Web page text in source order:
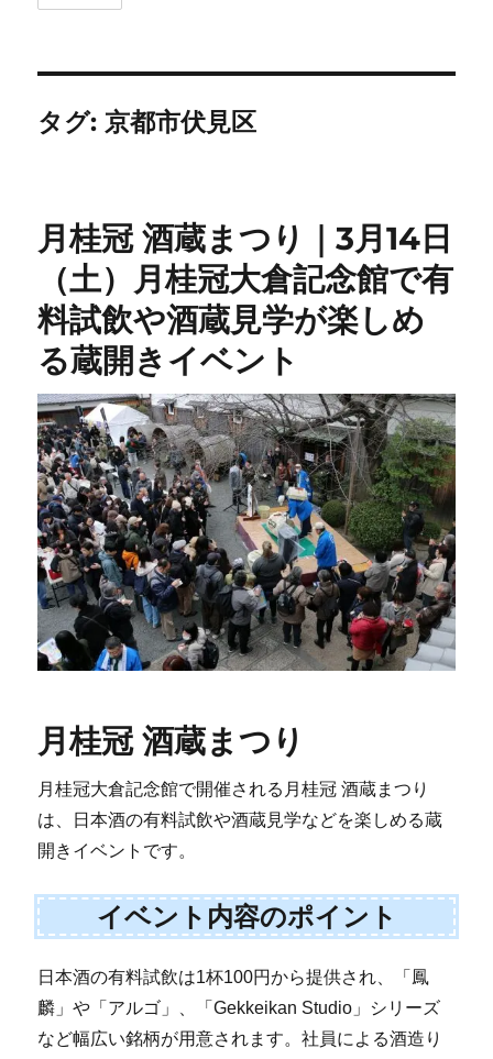
タグ: 京都市伏見区
月桂冠 酒蔵まつり｜3月14日
（土）月桂冠大倉記念館で有
料試飲や酒蔵見学が楽しめ
る蔵開きイベント
月桂冠 酒蔵まつり
月桂冠大倉記念館で開催される月桂冠 酒蔵まつり
は、日本酒の有料試飲や酒蔵見学などを楽しめる蔵
開きイベントです。
イベント内容のポイント
日本酒の有料試飲は1杯100円から提供され、「鳳
麟」や「アルゴ」、「Gekkeikan Studio」シリーズ
など幅広い銘柄が用意されます。社員による酒造り